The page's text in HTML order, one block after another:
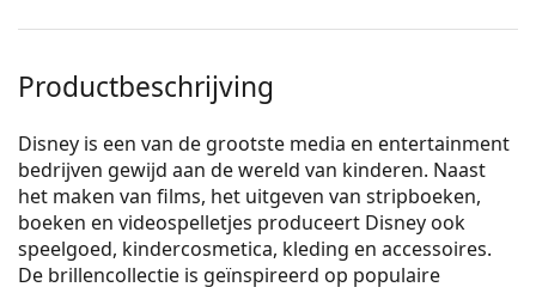
Productbeschrijving
Disney is een van de grootste media en entertainment
bedrijven gewijd aan de wereld van kinderen. Naast
het maken van films, het uitgeven van stripboeken,
boeken en videospelletjes produceert Disney ook
speelgoed, kindercosmetica, kleding en accessoires.
De brillencollectie is geïnspireerd op populaire